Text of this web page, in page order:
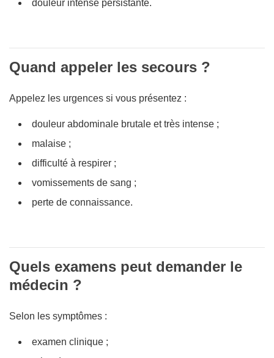
douleur intense persistante.
Quand appeler les secours ?
Appelez les urgences si vous présentez :
douleur abdominale brutale et très intense ;
malaise ;
difficulté à respirer ;
vomissements de sang ;
perte de connaissance.
Quels examens peut demander le
médecin ?
Selon les symptômes :
examen clinique ;